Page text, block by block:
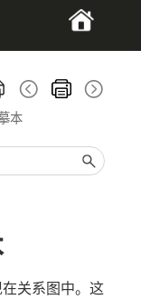
本
关系图中。这